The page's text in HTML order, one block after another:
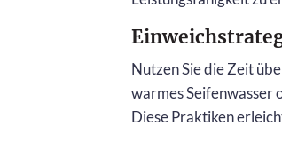
Nutzen Sie die Zeit
warmes Seifenwasser
Diese Praktiken